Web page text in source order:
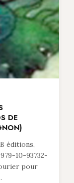
DE
éditions,
10-93732-
pour